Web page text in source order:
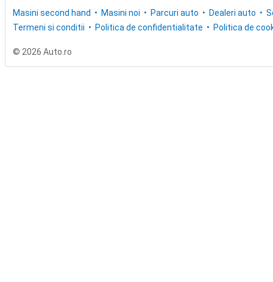
Masini second hand Masini noi Parcuri auto Dealeri auto
Termeni si conditii
Politica de confidentialitate Politica de
© 2026 Auto.ro